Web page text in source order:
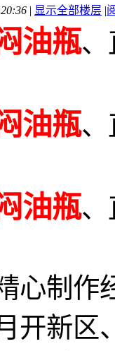
| 显示全部楼层 |
油瓶、
油瓶、
油瓶、
心制作
开新区